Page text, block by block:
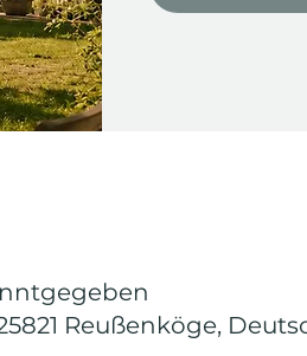
Reußenköge,